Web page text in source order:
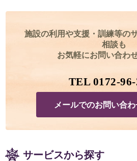
施設の利用や支援・訓練等の
相談も
お気軽にお問い合わ
TEL 0172-96-
メールでのお問い合
サービスから探す